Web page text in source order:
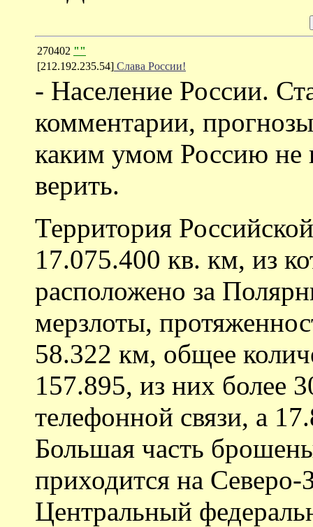
270402 ""
[212.192.235.54] Слава России!
- Население России.
комментарии,
каким умом Россию не
верить.
Территория
17.075.400 кв. км, из
расположено за
мерзлоты,
58.322 км, общее
157.895, из них более
телефонной связи, а
Большая часть
приходится на
Центральный